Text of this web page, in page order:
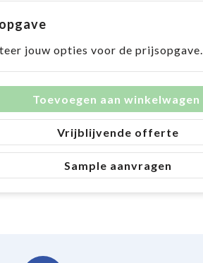
jouw opties voor de prijsopgave.
Toevoegen aan winkelwagen
Vrijblijvende offerte
Sample aanvragen